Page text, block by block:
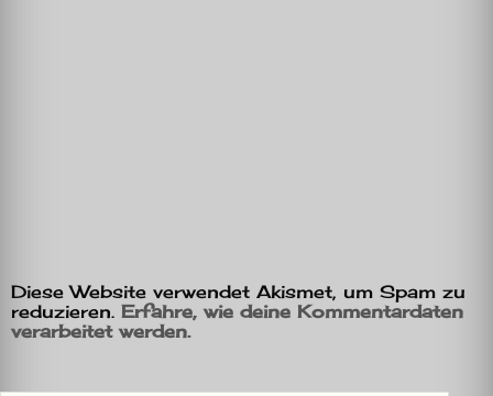
Diese Website verwendet Akismet, um Spam zu
reduzieren. Erfahre, wie deine Kommentardaten
verarbeitet werden.